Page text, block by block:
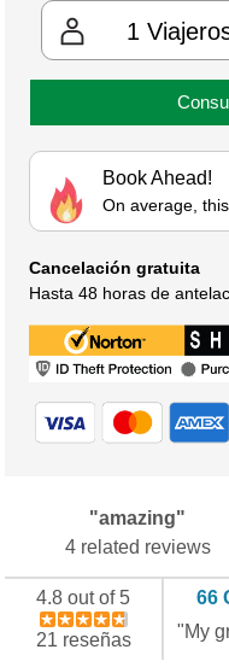
1
Book Ahead!
On average,
Cancelación gratuita
Hasta 48 horas de
"amazing"
4 related reviews
4.8 out of 5
21 reseñas
66
"My